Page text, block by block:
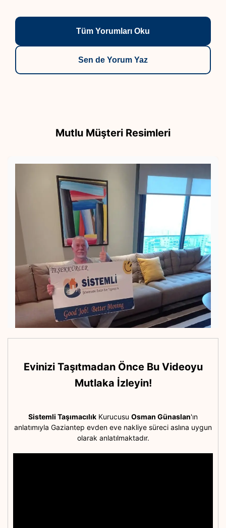
Tüm Yorumları Oku
Sen de Yorum Yaz
Mutlu Müşteri Resimleri
Evinizi Taşıtmadan Önce Bu Videoyu
Mutlaka İzleyin!
Sistemli Taşımacılık Kurucusu Osman Günaslan'ın
anlatımıyla Gaziantep evden eve nakliye süreci aslına uygun
olarak anlatılmaktadır.